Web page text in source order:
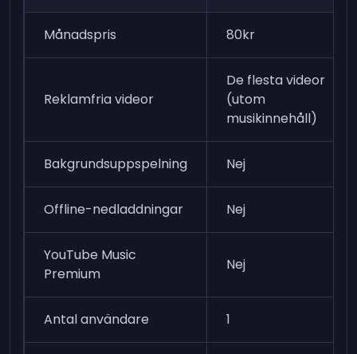
Månadspris 80kr
Reklamfria videor
De flesta videor
(utom
musikinnehåll)
Bakgrundsuppspelning Nej
Offline-nedladdningar Nej
YouTube Music
Premium
Nej
Antal användare 1